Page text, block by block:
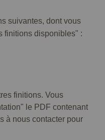
suivantes, dont vous
finitions disponibles" :
finitions. Vous
le PDF contenant
à nous contacter pour